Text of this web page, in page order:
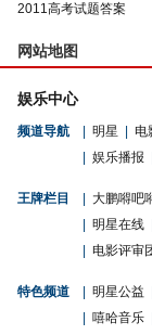
2011高考试题答案
网站地图
娱乐中心
频道导航 明星 电
娱乐播报
王牌栏目 大鹏嘚吧
明星在线
电影评审
特色频道 明星公益
嘻哈音乐